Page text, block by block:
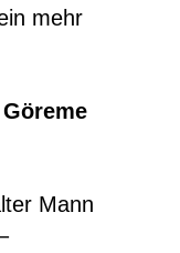
mehr
Mann